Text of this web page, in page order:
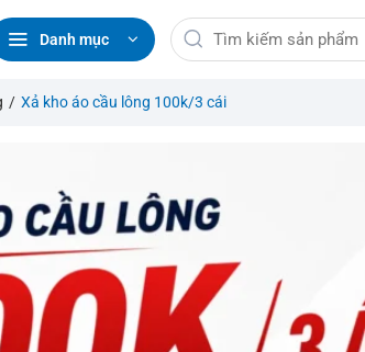
Danh mục
Tìm
kiếm:
/ Xả kho áo cầu lông 100k/3 cái